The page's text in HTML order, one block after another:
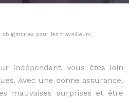
pour les travailleurs
indépendant, vous êtes loin
Avec une bonne assurance,
mauvaises surprises et être